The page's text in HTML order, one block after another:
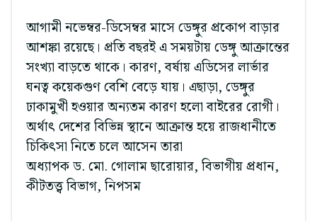
আগামী নভেম্বর-ডিসেম্বর মাসে ডেঙ্গুর প্রকোপ বাড়ার
আশঙ্কা রয়েছে। প্রতি বছরই এ সময়টায় ডেঙ্গু আক্রান্তের
সংখ্যা বাড়তে থাকে। কারণ, বর্ষায় এডিসের লার্ভার
ঘনত্ব কয়েকগুণ বেশি বেড়ে যায়। এছাড়া, ডেঙ্গুর
ঢাকামুখী হওয়ার অন্যতম কারণ হলো বাইরের রোগী।
অর্থাৎ দেশের বিভিন্ন স্থানে আক্রান্ত হয়ে রাজধানীতে
চিকিৎসা নিতে চলে আসেন তারা
অধ্যাপক ড. মো. গোলাম ছারোয়ার, বিভাগীয় প্রধান,
কীটতত্ত্ব বিভাগ, নিপসম